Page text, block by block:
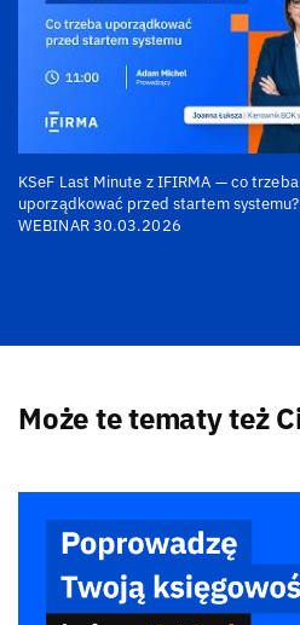
KSeF Last Minute z IFIRMA — co trzeba
uporządkować przed startem
WEBINAR 30.03.2026
Może te tematy też